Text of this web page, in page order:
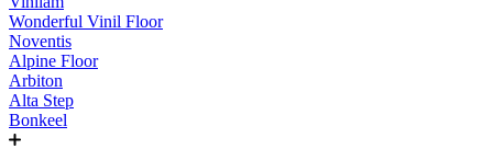
Wonderful Vinil Floor
Noventis
Alpine Floor
Arbiton
Alta Step
Bonkeel